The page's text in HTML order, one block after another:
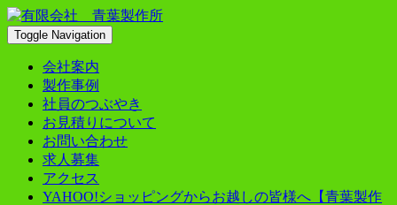
Skip
to
content
Toggle Navigation
会社案内
製作事例
社員のつぶやき
お見積りについて
お問い合わせ
求人募集
アクセス
YAHOO!ショッピングからお越しの皆様へ【青葉製作